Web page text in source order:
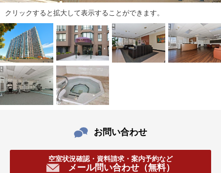
に
移
動
し
ま
す
。
本
文
クリックすると拡大して表示することができます。
お問い合わせ
空室状況確認・資料請求・案内予約など
メール問い合わせ（無料）